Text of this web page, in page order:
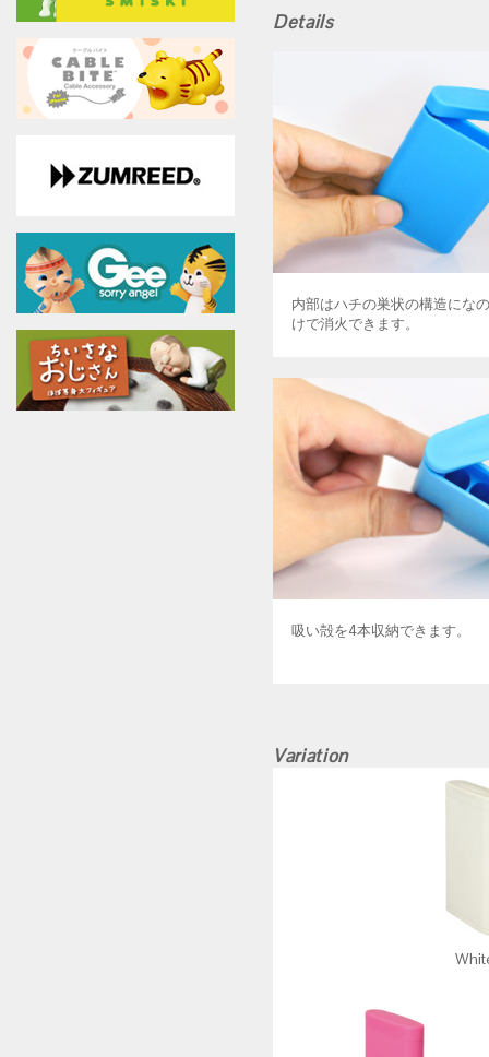
Details
内部はハチの巣状の構造にな
けで消火できます。
吸い殻を4本収納できます。
Variation